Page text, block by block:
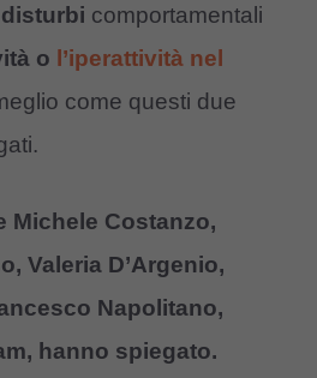
comportamentali
o l’iperattività nel
come questi due
Michele Costanzo,
Valeria D’Argenio,
Napolitano,
hanno spiegato.